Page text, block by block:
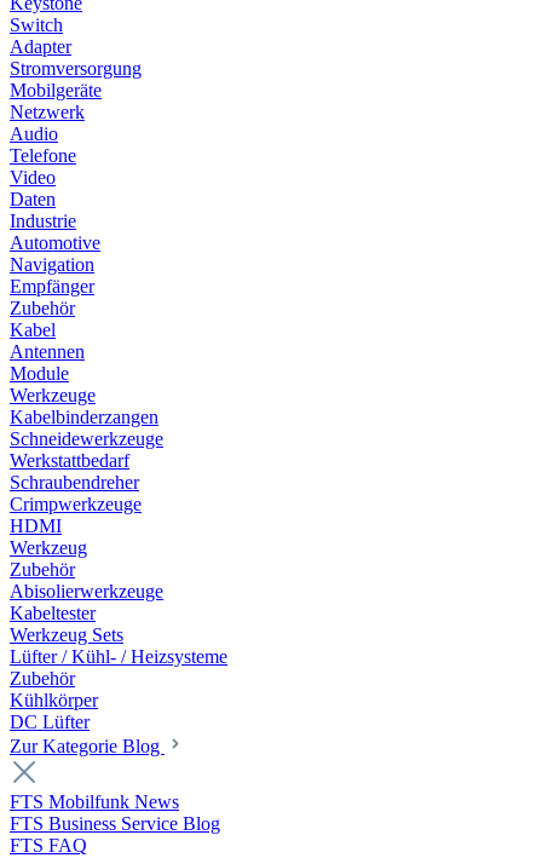
Switch
Adapter
Stromversorgung
Mobilgeräte
Netzwerk
Audio
Telefone
Video
Daten
Industrie
Automotive
Navigation
Empfänger
Zubehör
Kabel
Antennen
Module
Werkzeuge
Kabelbinderzangen
Schneidewerkzeuge
Werkstattbedarf
Schraubendreher
Crimpwerkzeuge
HDMI
Werkzeug
Zubehör
Abisolierwerkzeuge
Kabeltester
Werkzeug Sets
Lüfter / Kühl- / Heizsysteme
Zubehör
Kühlkörper
DC Lüfter
Zur Kategorie Blog
FTS Mobilfunk News
FTS Business Service Blog
FTS FAQ